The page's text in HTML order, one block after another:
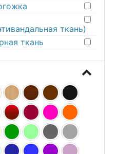
ткань)
ткань